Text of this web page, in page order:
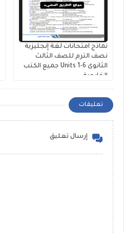
نماذج امتحانات لغة إنجليزية
نصف الترم للصف الثالث
الثانوى Units 1-6 جميع الكتب
الخارجية
تعليقات
إرسال تعليق